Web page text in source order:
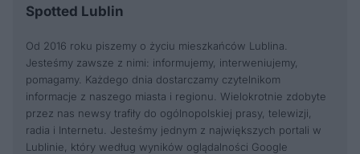
Spotted Lublin
Od 2016 roku piszemy o życiu mieszkańców Lublina.
Jesteśmy zawsze z nimi: informujemy, interweniujemy,
pomagamy. Każdego dnia dostarczamy czytelnikom
informacje z naszego miasta i regionu. Wielokrotnie zdobyte
przez nas newsy trafiły do ogólnopolskiej prasy, telewizji,
radia i Internetu. Jesteśmy jednym z największych portali w
Lublinie, który według wyników oglądalności Google